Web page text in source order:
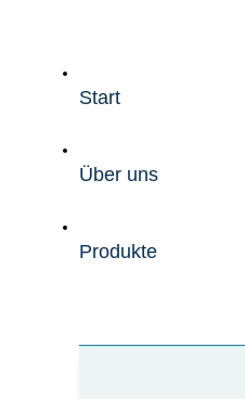
wechseln
Start
Über uns
Produkte